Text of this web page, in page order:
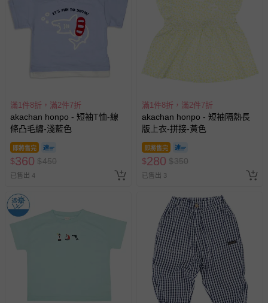
滿1件8折，滿2件7折
akachan honpo - 短袖T恤-線
條凸毛繡-淺藍色
即將售完
$360 $450
已售出 4
滿1件8折，滿2件7折
akachan honpo - 短袖隔熱長
版上衣-拼接-黃色
即將售完
$280 $350
已售出 3